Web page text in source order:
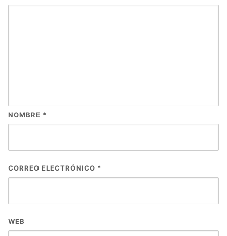
NOMBRE *
CORREO ELECTRÓNICO *
WEB